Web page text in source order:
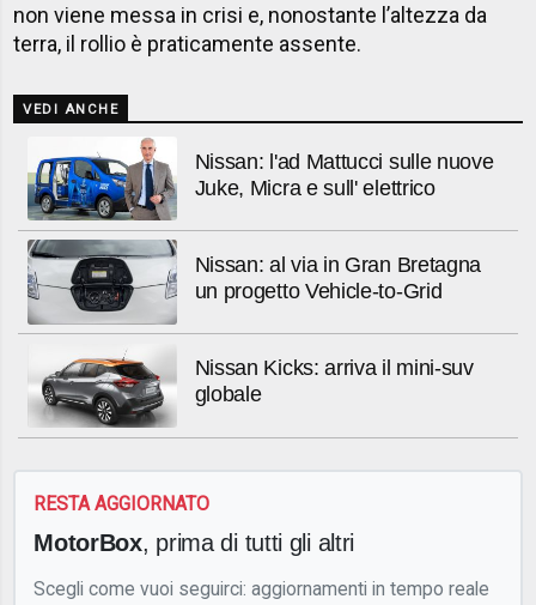
non viene messa in crisi e, nonostante l’altezza da
terra, il rollio è praticamente assente.
VEDI ANCHE
Nissan: l'ad Mattucci sulle nuove
Juke, Micra e sull' elettrico
Nissan: al via in Gran Bretagna
un progetto Vehicle-to-Grid
Nissan Kicks: arriva il mini-suv
globale
RESTA AGGIORNATO
MotorBox, prima di tutti gli altri
Scegli come vuoi seguirci: aggiornamenti in tempo reale